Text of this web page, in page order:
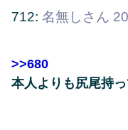
712: 名無しさん
>>680
本人よりも尻尾持